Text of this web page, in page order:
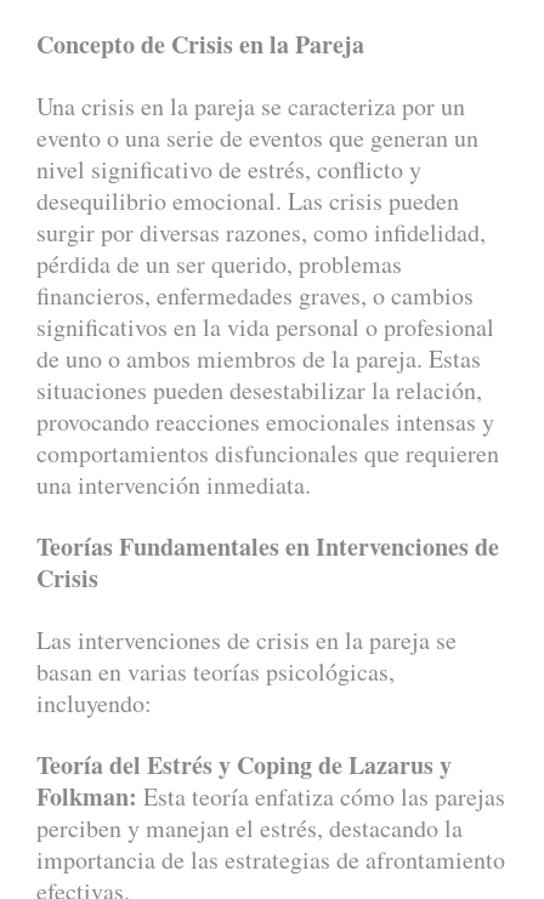
Concepto de Crisis en la Pareja
Una crisis en la pareja se caracteriza por un
evento o una serie de eventos que generan un
nivel significativo de estrés, conflicto y
desequilibrio emocional. Las crisis pueden
surgir por diversas razones, como infidelidad,
pérdida de un ser querido, problemas
financieros, enfermedades graves, o cambios
significativos en la vida personal o profesional
de uno o ambos miembros de la pareja. Estas
situaciones pueden desestabilizar la relación,
provocando reacciones emocionales intensas y
comportamientos disfuncionales que requieren
una intervención inmediata.
Teorías Fundamentales en Intervenciones de
Crisis
Las intervenciones de crisis en la pareja se
basan en varias teorías psicológicas,
incluyendo:
Teoría del Estrés y Coping de Lazarus y
Folkman: Esta teoría enfatiza cómo las parejas
perciben y manejan el estrés, destacando la
importancia de las estrategias de afrontamiento
efectivas.